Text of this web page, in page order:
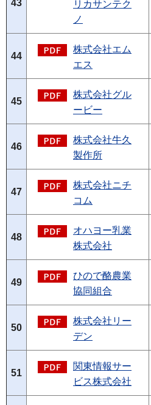
43
リカサンテク
ノ
44
株式会社エム
エス
45
株式会社グル
ービー
46
株式会社牛久
製作所
47
株式会社ニチ
コム
48
オハヨー乳業
株式会社
49
ひので酪農業
協同組合
50
株式会社リー
デン
51
関東情報サー
ビス株式会社